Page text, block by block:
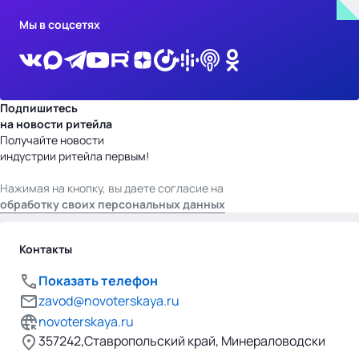
Мы в соцсетях
Подпишитесь
на новости ритейла
Получайте новости
индустрии ритейла первым!
Нажимая на кнопку, вы даете согласие на
обработку своих персональных данных
Контакты
Показать телефон
zavod@novoterskaya.ru
novoterskaya.ru
357242,Ставропольский край, Минераловодски